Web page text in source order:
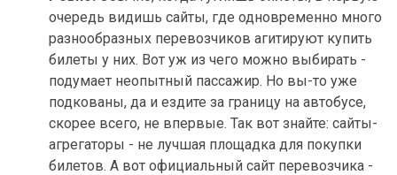
очередь видишь сайты, где одновременно много
разнообразных перевозчиков агитируют купить
билеты у них. Вот уж из чего можно выбирать -
подумает неопытный пассажир. Но вы-то уже
подкованы, да и ездите за границу на автобусе,
скорее всего, не впервые. Так вот знайте: сайты-
агрегаторы - не лучшая площадка для покупки
билетов. А вот официальный сайт перевозчика -